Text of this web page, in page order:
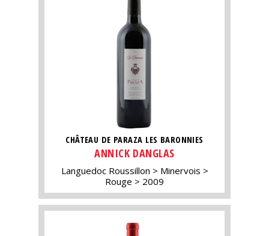
CHÂTEAU DE PARAZA LES BARONNIES
ANNICK DANGLAS
Languedoc Roussillon
Minervois
Rouge
2009